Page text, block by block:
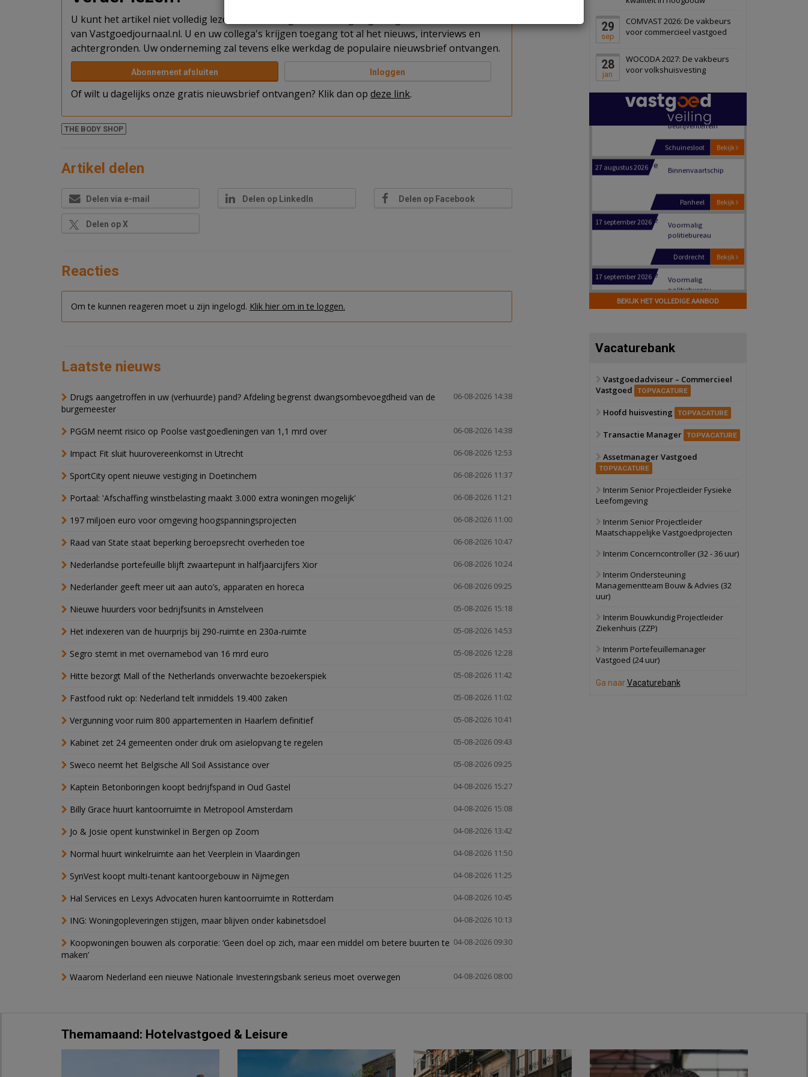
U kunt het artikel niet volledig lezen omdat u nog niet bent ingelogd. Log in of word abonnee
van Vastgoedjournaal.nl. U en uw collega's krijgen toegang tot al het nieuws, interviews en
achtergronden. Uw onderneming zal tevens elke werkdag de populaire nieuwsbrief ontvangen.
Abonnement afsluiten Inloggen
Of wilt u dagelijks onze gratis nieuwsbrief ontvangen? Klik dan op deze link.
THE BODY SHOP
Artikel delen
Delen via e-mail Delen op LinkedIn Delen op Facebook
Delen op X
Reacties
Om te kunnen reageren moet u zijn ingelogd. Klik hier om in te loggen.
Laatste nieuws
06-08-2026 14:38
Drugs aangetroffen in uw (verhuurde) pand? Afdeling begrenst dwangsombevoegdheid van de
burgemeester
06-08-2026 14:38
PGGM neemt risico op Poolse vastgoedleningen van 1,1 mrd over
06-08-2026 12:53
Impact Fit sluit huurovereenkomst in Utrecht
06-08-2026 11:37
SportCity opent nieuwe vestiging in Doetinchem
06-08-2026 11:21
Portaal: 'Afschaffing winstbelasting maakt 3.000 extra woningen mogelijk'
06-08-2026 11:00
197 miljoen euro voor omgeving hoogspanningsprojecten
06-08-2026 10:47
Raad van State staat beperking beroepsrecht overheden toe
06-08-2026 10:24
Nederlandse portefeuille blijft zwaartepunt in halfjaarcijfers Xior
06-08-2026 09:25
Nederlander geeft meer uit aan auto’s, apparaten en horeca
05-08-2026 15:18
Nieuwe huurders voor bedrijfsunits in Amstelveen
05-08-2026 14:53
Het indexeren van de huurprijs bij 290-ruimte en 230a-ruimte
05-08-2026 12:28
Segro stemt in met overnamebod van 16 mrd euro
05-08-2026 11:42
Hitte bezorgt Mall of the Netherlands onverwachte bezoekerspiek
05-08-2026 11:02
Fastfood rukt op: Nederland telt inmiddels 19.400 zaken
05-08-2026 10:41
Vergunning voor ruim 800 appartementen in Haarlem definitief
05-08-2026 09:43
Kabinet zet 24 gemeenten onder druk om asielopvang te regelen
05-08-2026 09:25
Sweco neemt het Belgische All Soil Assistance over
04-08-2026 15:27
Kaptein Betonboringen koopt bedrijfspand in Oud Gastel
04-08-2026 15:08
Billy Grace huurt kantoorruimte in Metropool Amsterdam
04-08-2026 13:42
Jo & Josie opent kunstwinkel in Bergen op Zoom
04-08-2026 11:50
Normal huurt winkelruimte aan het Veerplein in Vlaardingen
04-08-2026 11:25
SynVest koopt multi-tenant kantoorgebouw in Nijmegen
04-08-2026 10:45
Hal Services en Lexys Advocaten huren kantoorruimte in Rotterdam
04-08-2026 10:13
ING: Woningopleveringen stijgen, maar blijven onder kabinetsdoel
04-08-2026 09:30
Koopwoningen bouwen als corporatie: ‘Geen doel op zich, maar een middel om betere buurten te
maken’
04-08-2026 08:00
Waarom Nederland een nieuwe Nationale Investeringsbank serieus moet overwegen
29
sep
COMVAST 2026: De vakbeurs
voor commercieel vastgoed
28
jan
WOCODA 2027: De vakbeurs
voor volkshuisvesting
Schiedam
22 september 2026 Attractiepark
Bekijk
Oranje
28 september 2026
bedrijventerrein
Schuinesloot
Binnenvaartschip
Bekijk
Panheel
Voormalig
politiebureau
Dordrecht
Voormalig
politiebureau
Hilversum
17 september 2026
Voormalig
Zwanenburg
6 oktober 2026 Transformatieobject
22 september 2026
28 september 2026
Grootschalig
bedrijventerrein
Bekijk
Schuinesloot
27 augustus 2026 Binnenvaartschip
17 september 2026
17 september 2026
Voormalig
BEKIJK HET VOLLEDIGE AANBOD
Vacaturebank
Vastgoedadviseur – Commercieel
Vastgoed
TOPVACATURE
Hoofd huisvesting TOPVACATURE
Transactie Manager TOPVACATURE
Assetmanager Vastgoed
TOPVACATURE
Interim Senior Projectleider Fysieke
Leefomgeving
Interim Senior Projectleider
Maatschappelijke Vastgoedprojecten
Interim Concerncontroller (32 - 36 uur)
Interim Ondersteuning
Managementteam Bouw & Advies (32
uur)
Interim Bouwkundig Projectleider
Ziekenhuis (ZZP)
Interim Portefeuillemanager
Vastgoed (24 uur)
Ga naarVacaturebank
Themamaand: Hotelvastgoed & Leisure